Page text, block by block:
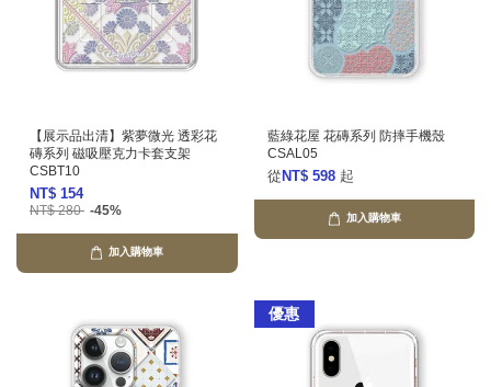
【展示品出清】紫夢微光 透彩花
磚系列 磁吸壓克力卡套支架
CSBT10
NT$ 154
NT$ 280 -45%
加入購物車
藍綠花屋 花磚系列 防摔手機殼
CSAL05
從 NT$ 598 起
加入購物車
優惠